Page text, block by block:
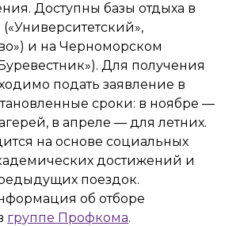
Доступны базы отдыха в
и на Черноморском
Для получения
подать заявление в
сроки: в ноябре —
в апреле — для летних.
на основе социальных
достижений и
поездок.
об отборе
группе Профкома.